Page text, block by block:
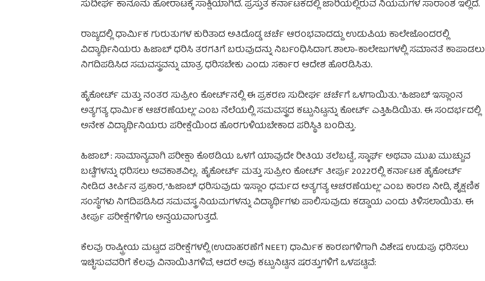
ಸುದೀರ್ಘ ಕಾನೂನು ಹೋರಾಟಕ್ಕೆ ಸಾಕ್ಷಿಯಾಗಿದೆ. ಪ್ರಸ್ತುತ ಕರ್ನಾಟಕದಲ್ಲಿ ಜಾರಿಯಲ್ಲಿರುವ ನಿಯಮಗಳ ಸಾರಾಂಶ ಇಲ್ಲಿದೆ.
ರಾಜ್ಯದಲ್ಲಿ ಧಾರ್ಮಿಕ ಗುರುತುಗಳ ಕುರಿತಾದ ಅತಿದೊಡ್ಡ ಚರ್ಚೆ ಆರಂಭವಾದದ್ದು ಉಡುಪಿಯ ಕಾಲೇಜೊಂದರಲ್ಲಿ
ವಿದ್ಯಾರ್ಥಿನಿಯರು ಹಿಜಾಬ್ ಧರಿಸಿ ತರಗತಿಗೆ ಬರುವುದನ್ನು ನಿರ್ಬಂಧಿಸಿದಾಗ. ಶಾಲಾ-ಕಾಲೇಜುಗಳಲ್ಲಿ ಸಮಾನತೆ ಕಾಪಾಡಲು
ನಿಗದಿಪಡಿಸಿದ ಸಮವಸ್ತ್ರವನ್ನು ಮಾತ್ರ ಧರಿಸಬೇಕು ಎಂದು ಸರ್ಕಾರ ಆದೇಶ ಹೊರಡಿಸಿತು.
ಹೈಕೋರ್ಟ್ ಮತ್ತು ನಂತರ ಸುಪ್ರೀಂ ಕೋರ್ಟ್‌ನಲ್ಲಿ ಈ ಪ್ರಕರಣ ಸುದೀರ್ಘ ಚರ್ಚೆಗೆ ಒಳಗಾಯಿತು. “ಹಿಜಾಬ್ ಇಸ್ಲಾಂನ
ಅತ್ಯಗತ್ಯ ಧಾರ್ಮಿಕ ಆಚರಣೆಯಲ್ಲ” ಎಂಬ ನೆಲೆಯಲ್ಲಿ ಸಮವಸ್ತ್ರದ ಕಟ್ಟುನಿಟ್ಟನ್ನು ಕೋರ್ಟ್ ಎತ್ತಿಹಿಡಿಯಿತು. ಈ ಸಂದರ್ಭದಲ್ಲಿ
ಅನೇಕ ವಿದ್ಯಾರ್ಥಿನಿಯರು ಪರೀಕ್ಷೆಯಿಂದ ಹೊರಗುಳಿಯಬೇಕಾದ ಪರಿಸ್ಥಿತಿ ಬಂದಿತ್ತು.
ಹಿಜಾಬ್ : ಸಾಮಾನ್ಯವಾಗಿ ಪರೀಕ್ಷಾ ಕೊಠಡಿಯ ಒಳಗೆ ಯಾವುದೇ ರೀತಿಯ ತಲೆಬಟ್ಟೆ, ಸ್ಕಾರ್ಫ್ ಅಥವಾ ಮುಖ ಮುಚ್ಚುವ
ಬಟ್ಟೆಗಳನ್ನು ಧರಿಸಲು ಅವಕಾಶವಿಲ್ಲ. ಹೈಕೋರ್ಟ್ ಮತ್ತು ಸುಪ್ರೀಂ ಕೋರ್ಟ್ ತೀರ್ಪು 2022ರಲ್ಲಿ ಕರ್ನಾಟಕ ಹೈಕೋರ್ಟ್
ನೀಡಿದ ತೀರ್ಪಿನ ಪ್ರಕಾರ, “ಹಿಜಾಬ್ ಧರಿಸುವುದು ಇಸ್ಲಾಂ ಧರ್ಮದ ಅತ್ಯಗತ್ಯ ಆಚರಣೆಯಲ್ಲ” ಎಂಬ ಕಾರಣ ನೀಡಿ, ಶೈಕ್ಷಣಿಕ
ಸಂಸ್ಥೆಗಳು ನಿಗದಿಪಡಿಸಿದ ಸಮವಸ್ತ್ರ ನಿಯಮಗಳನ್ನು ವಿದ್ಯಾರ್ಥಿಗಳು ಪಾಲಿಸುವುದು ಕಡ್ಡಾಯ ಎಂದು ತಿಳಿಸಲಾಯಿತು. ಈ
ತೀರ್ಪು ಪರೀಕ್ಷೆಗಳಿಗೂ ಅನ್ವಯವಾಗುತ್ತದೆ.
ಕೆಲವು ರಾಷ್ಟ್ರೀಯ ಮಟ್ಟದ ಪರೀಕ್ಷೆಗಳಲ್ಲಿ (ಉದಾಹರಣೆಗೆ NEET) ಧಾರ್ಮಿಕ ಕಾರಣಗಳಿಗಾಗಿ ವಿಶೇಷ ಉಡುಪು ಧರಿಸಲು
ಇಚ್ಛಿಸುವವರಿಗೆ ಕೆಲವು ವಿನಾಯಿತಿಗಳಿವೆ, ಆದರೆ ಅವು ಕಟ್ಟುನಿಟ್ಟಿನ ಷರತ್ತುಗಳಿಗೆ ಒಳಪಟ್ಟಿವೆ: